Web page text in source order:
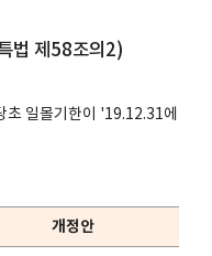
법 제58조의2)
초 일몰기한이 '19.12.31에
개정안